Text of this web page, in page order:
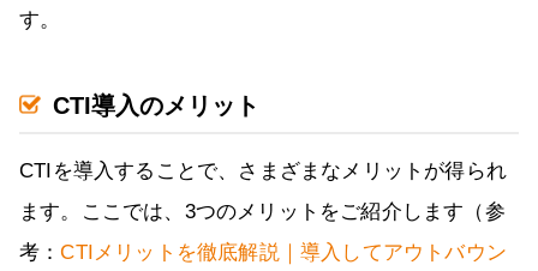
す。
CTI導入のメリット
CTIを導入することで、さまざまなメリットが得られ
ます。ここでは、3つのメリットをご紹介します（参
考：CTIメリットを徹底解説｜導入してアウトバウン